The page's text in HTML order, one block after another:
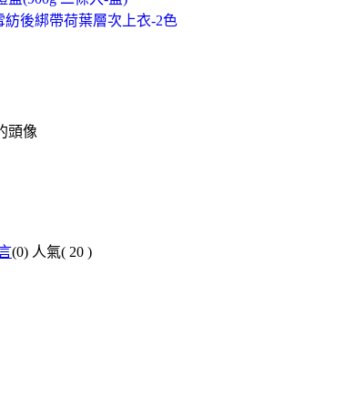
紡後綁帶荷葉層次上衣-2色
(0) 人氣( 20 )